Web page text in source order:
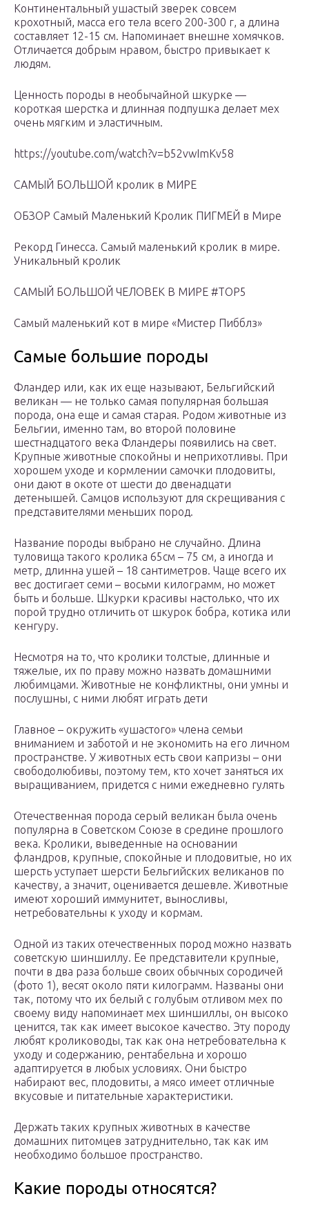
Континентальный ушастый зверек совсем
крохотный, масса его тела всего 200-300 г, а длина
составляет 12-15 см. Напоминает внешне хомячков.
Отличается добрым нравом, быстро привыкает к
людям.
Ценность породы в необычайной шкурке —
короткая шерстка и длинная подпушка делает мех
очень мягким и эластичным.
https://youtube.com/watch?v=b52vwImKv58
САМЫЙ БОЛЬШОЙ кролик в МИРЕ
ОБЗОР Самый Маленький Кролик ПИГМЕЙ в Мире
Рекорд Гинесса. Самый маленький кролик в мире.
Уникальный кролик
САМЫЙ БОЛЬШОЙ ЧЕЛОВЕК В МИРЕ #TOP5
Самый маленький кот в мире «Мистер Пибблз»
Самые большие породы
Фландер или, как их еще называют, Бельгийский
великан — не только самая популярная большая
порода, она еще и самая старая. Родом животные из
Бельгии, именно там, во второй половине
шестнадцатого века Фландеры появились на свет.
Крупные животные спокойны и неприхотливы. При
хорошем уходе и кормлении самочки плодовиты,
они дают в окоте от шести до двенадцати
детенышей. Самцов используют для скрещивания с
представителями меньших пород.
Название породы выбрано не случайно. Длина
туловища такого кролика 65см – 75 см, а иногда и
метр, длинна ушей – 18 сантиметров. Чаще всего их
вес достигает семи – восьми килограмм, но может
быть и больше. Шкурки красивы настолько, что их
порой трудно отличить от шкурок бобра, котика или
кенгуру.
Несмотря на то, что кролики толстые, длинные и
тяжелые, их по праву можно назвать домашними
любимцами. Животные не конфликтны, они умны и
послушны, с ними любят играть дети
Главное – окружить «ушастого» члена семьи
вниманием и заботой и не экономить на его личном
пространстве. У животных есть свои капризы – они
свободолюбивы, поэтому тем, кто хочет заняться их
выращиванием, придется с ними ежедневно гулять
Отечественная порода серый великан была очень
популярна в Советском Союзе в средине прошлого
века. Кролики, выведенные на основании
фландров, крупные, спокойные и плодовитые, но их
шерсть уступает шерсти Бельгийских великанов по
качеству, а значит, оценивается дешевле. Животные
имеют хороший иммунитет, выносливы,
нетребовательны к уходу и кормам.
Одной из таких отечественных пород можно назвать
советскую шиншиллу. Ее представители крупные,
почти в два раза больше своих обычных сородичей
(фото 1), весят около пяти килограмм. Названы они
так, потому что их белый с голубым отливом мех по
своему виду напоминает мех шиншиллы, он высоко
ценится, так как имеет высокое качество. Эту породу
любят кролиководы, так как она нетребовательна к
уходу и содержанию, рентабельна и хорошо
адаптируется в любых условиях. Они быстро
набирают вес, плодовиты, а мясо имеет отличные
вкусовые и питательные характеристики.
Держать таких крупных животных в качестве
домашних питомцев затруднительно, так как им
необходимо большое пространство.
Какие породы относятся?